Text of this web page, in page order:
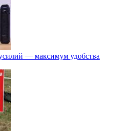
— максимум удобства